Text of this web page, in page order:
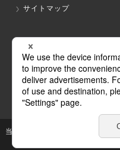
サイトマップ
グループ会社
テレビ朝日
当社が著作権、著作隣接権を有